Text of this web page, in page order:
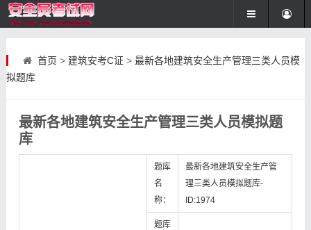
首页 > 建筑安考C证> 最新各地建筑安全生产管理三类人员模
拟题库
最新各地建筑安全生产管理三类人员模拟题
库
题库
名
称：
最新各地建筑安全生产管
理三类人员模拟题库-
ID:1974
题库